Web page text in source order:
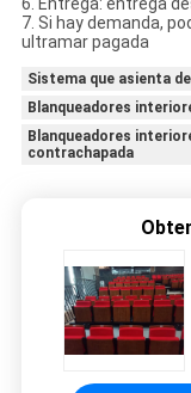
7. Si hay demanda,
ultramar pagada
Sistema que asienta
Blanqueadores
Blanqueadores
contrachapada